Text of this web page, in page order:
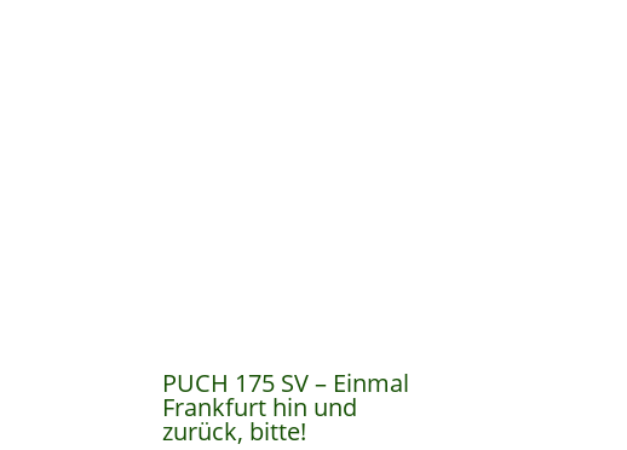
PUCH 175 SV – Einmal
Frankfurt hin und
zurück, bitte!